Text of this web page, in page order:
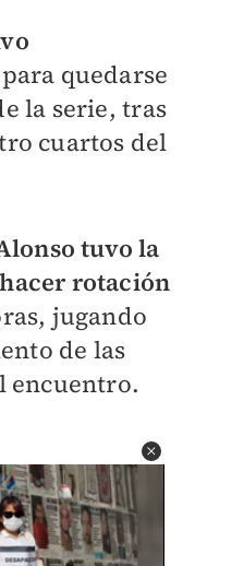
para quedarse
la serie, tras
cuartos del
tuvo la
rotación
jugando
de las
encuentro.